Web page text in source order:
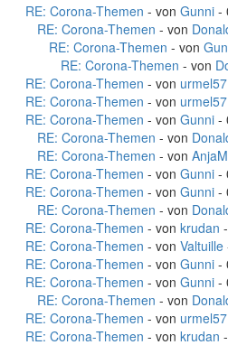
RE: Corona-Themen - von Gunni -
RE: Corona-Themen - von
RE: Corona-Themen - von
RE: Corona-Themen - von
RE: Corona-Themen - von urmel57
RE: Corona-Themen - von urmel57
RE: Corona-Themen - von Gunni -
RE: Corona-Themen - von
RE: Corona-Themen - von AnjaM
RE: Corona-Themen - von Gunni -
RE: Corona-Themen - von Gunni -
RE: Corona-Themen - von
RE: Corona-Themen - von krudan
RE: Corona-Themen - von Valtuille
RE: Corona-Themen - von Gunni -
RE: Corona-Themen - von Gunni -
RE: Corona-Themen - von
RE: Corona-Themen - von urmel57
RE: Corona-Themen - von krudan